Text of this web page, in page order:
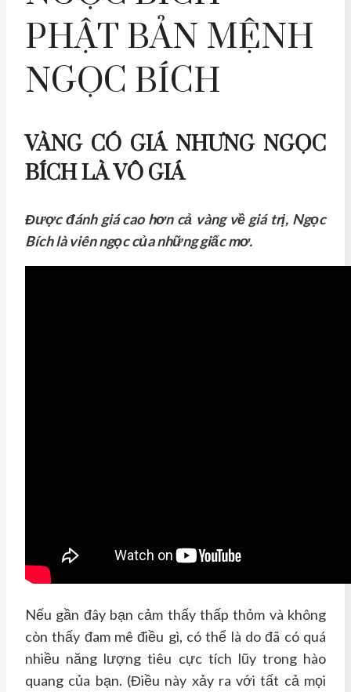
PHẬT BẢN MỆNH
NGỌC BÍCH
VÀNG CÓ GIÁ NHƯNG NGỌC
BÍCH LÀ VÔ GIÁ
Được đánh giá cao hơn cả vàng về giá trị, Ngọc
Bích là viên ngọc của những giấc mơ.
Nếu gần đây bạn cảm thấy thấp thỏm và không
còn thấy đam mê điều gì, có thể là do đã có quá
nhiều năng lượng tiêu cực tích lũy trong hào
quang của bạn. (Điều này xảy ra với tất cả mọi